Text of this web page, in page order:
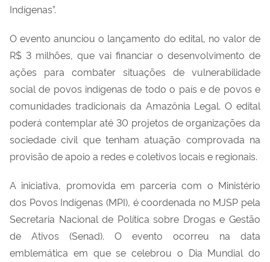
Indígenas”.
O evento anunciou o lançamento do edital, no valor de
R$ 3 milhões, que vai financiar o desenvolvimento de
ações para combater situações de vulnerabilidade
social de povos indígenas de todo o país e de povos e
comunidades tradicionais da Amazônia Legal. O edital
poderá contemplar até 30 projetos de organizações da
sociedade civil que tenham atuação comprovada na
provisão de apoio a redes e coletivos locais e regionais.
A iniciativa, promovida em parceria com o Ministério
dos Povos Indígenas (MPI), é coordenada no MJSP pela
Secretaria Nacional de Política sobre Drogas e Gestão
de Ativos (Senad). O evento ocorreu na data
emblemática em que se celebrou o Dia Mundial do